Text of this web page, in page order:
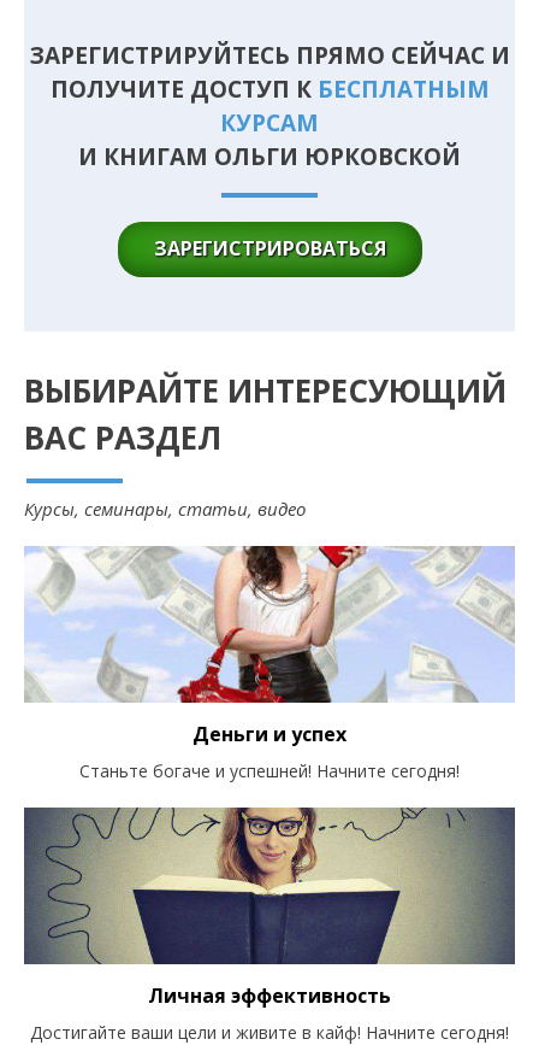
ЗАРЕГИСТРИРУЙТЕСЬ ПРЯМО СЕЙЧАС И
ПОЛУЧИТЕ ДОСТУП К БЕСПЛАТНЫМ
КУРСАМ
И КНИГАМ ОЛЬГИ ЮРКОВСКОЙ
ЗАРЕГИСТРИРОВАТЬСЯ
ВЫБИРАЙТЕ ИНТЕРЕСУЮЩИЙ
ВАС РАЗДЕЛ
Курсы, семинары, статьи, видео
Деньги и успех
Станьте богаче и успешней! Начните сегодня!
Личная эффективность
Достигайте ваши цели и живите в кайф! Начните сегодня!